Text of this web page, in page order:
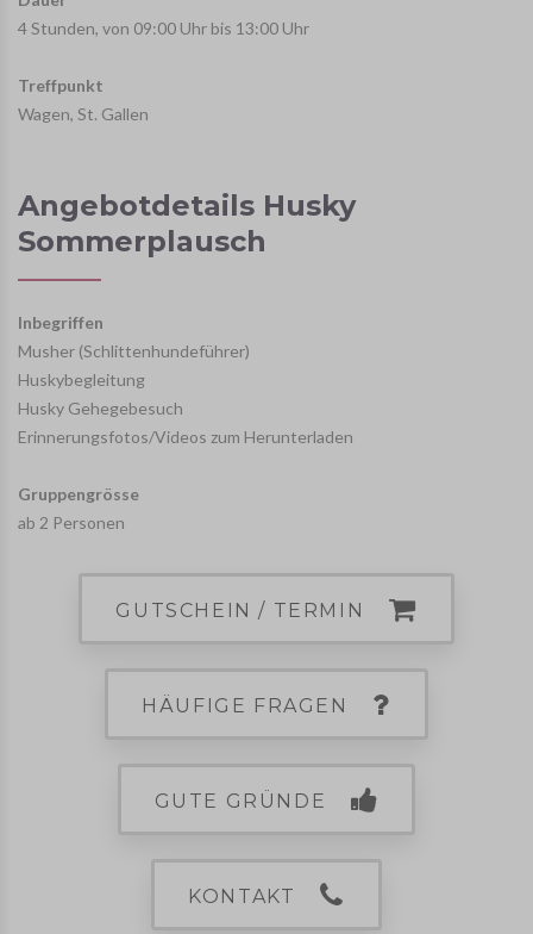
4 Stunden, von 09:00 Uhr bis 13:00 Uhr
Treffpunkt
Wagen, St. Gallen
Angebotdetails Husky
Sommerplausch
Inbegriffen
Musher (Schlittenhundeführer)
Huskybegleitung
Husky Gehegebesuch
Erinnerungsfotos/Videos zum Herunterladen
Gruppengrösse
ab 2 Personen
GUTSCHEIN / TERMIN
HÄUFIGE FRAGEN
GUTE GRÜNDE
KONTAKT